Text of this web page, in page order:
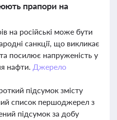
прапори на
на російські може бути
санкції, що викликає
посилює напруженість у
нафти. Джерело
підсумок змісту
список першоджерел з
підсумок за добу